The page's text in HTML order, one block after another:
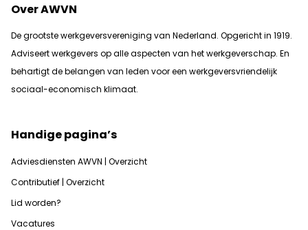
Over AWVN
De grootste werkgeversvereniging van Nederland. Opgericht in 1919.
Adviseert werkgevers op alle aspecten van het werkgeverschap. En
behartigt de belangen van leden voor een werkgeversvriendelijk
sociaal-economisch klimaat.
Handige pagina’s
Adviesdiensten AWVN | Overzicht
Contributief | Overzicht
Lid worden?
Vacatures